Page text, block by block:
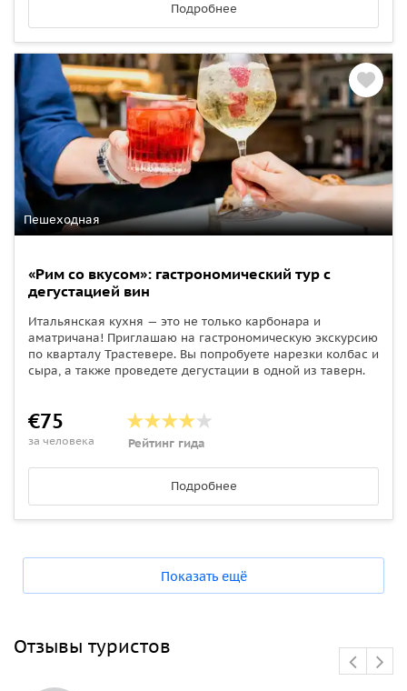
Подробнее
Пешеходная
«Рим со вкусом»: гастрономический тур с
дегустацией вин
Итальянская кухня — это не только карбонара и
аматричана! Приглашаю на гастрономическую экскурсию
по кварталу Трастевере. Вы попробуете нарезки колбас и
сыра, а также проведете дегустации в одной из таверн.
€75
за человека Рейтинг гида
Подробнее
Показать ещё
Отзывы туристов